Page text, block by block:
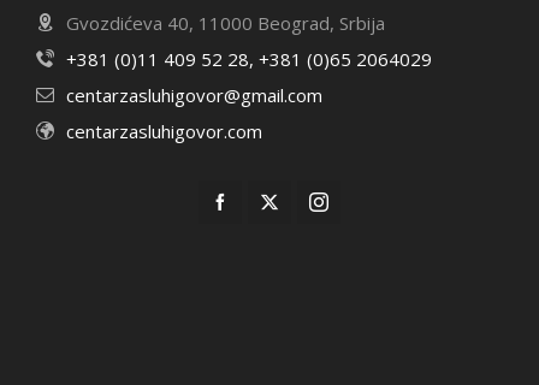
Gvozdićeva 40, 11000 Beograd, Srbija
+381 (0)11 409 52 28, +381 (0)65 2064029
centarzasluhigovor@gmail.com
centarzasluhigovor.com